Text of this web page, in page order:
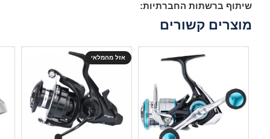
שיתוף ברשתות החברתיות:
מוצרים קשורים
אזל מהמלאי